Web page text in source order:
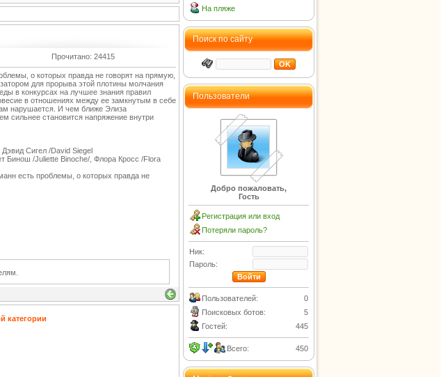
Прочитано: 24415
о которых правда не говорят на прямую,
для прорыва этой плотины молчания
в конкурсах на лучшее знания правил
в отношениях между ее замкнутым в себе
нарушается. И чем ближе Элиза
сильнее становится напряжение внутри
Сигел /David Siegel
Бинош /Juliette Binoche/, Флора Кросс /Flora
есть проблемы, о которых правда не
категории
На пляже
Поиск по сайту
Пользователи
Добро пожаловать,
Гость
Регистрация или вход
Потеряли пароль?
Ник:
Пароль:
Пользователей:
0
Поисковых ботов:
5
Гостей:
445
Всего: 450